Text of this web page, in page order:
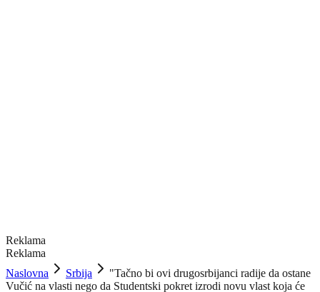
Reklama
Reklama
Naslovna
Srbija
"Tačno bi ovi drugosrbijanci radije da ostane
Vučić na vlasti nego da Studentski pokret izrodi novu vlast koja će